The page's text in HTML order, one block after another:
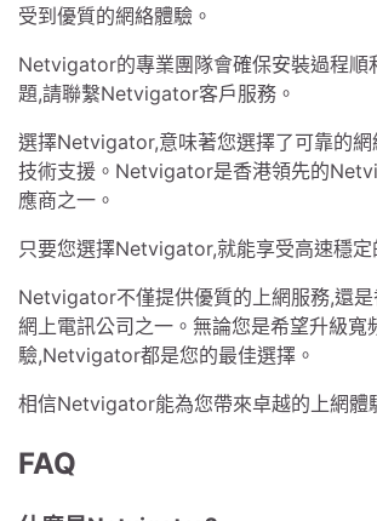
受到優質的網絡體驗。
Netvigator的專業團隊會確保安裝過程順
題,請聯繫Netvigator客戶服務。
選擇Netvigator,意味著您選擇了可靠的網
技術支援。Netvigator是香港領先的
應商之一。
只要您選擇Netvigator,就能享受高速穩定
Netvigator不僅提供優質的上網服務,還
網上電訊公司之一。無論您是希望升級寬
驗,Netvigator都是您的最佳選擇。
相信Netvigator能為您帶來卓越的上網體
FAQ